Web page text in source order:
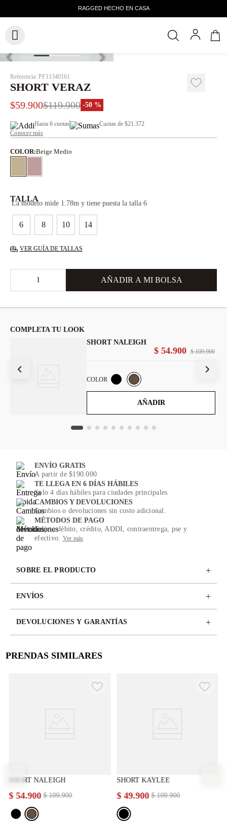
Referencia: PF11340161
SHORT VERAZ
$59.900$119.900 -50 %
Hasta 6 cuotas Cuotas de $21.372
Conocer más
COLOR:Beige Medio
TALLA
6 8 10 14
La modelo mide 1.78m y tiene puesta la talla 6
VER GUÍA DE TALLAS
COMPLETA TU LOOK
SHORT NALEIGH
$ 109.900
$ 54.900
COLOR
AÑADIR
ENVÍO GRATIS
A partir de $190.000
TE LLEGA EN 6 DÍAS HÁBILES
Solo 4 días hábiles para ciudades principales
CAMBIOS Y DEVOLUCIONES
Cambios o devoluciones sin costo adicional.
MÉTODOS DE PAGO
Tarjeta débito, crédito, ADDI, contraentrega, pse y
efectivo. Ver más
SOBRE EL PRODUCTO +
ENVÍOS +
DEVOLUCIONES Y GARANTÍAS +
PRENDAS SIMILARES
SHORT NALEIGH
$ 109.900
$ 54.900
SHORT KAYLEE
$ 109.900
$ 49.900